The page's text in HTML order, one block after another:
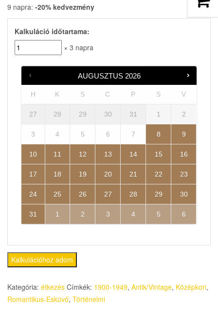
9 napra: -20% kedvezmény
Kalkuláció időtartama:
× 3 napra
AUGUSZTUS 2026
H K S C P S V
27 28 29 30 31 1 2
3 4 5 6 7 8 9
10 11 12 13 14 15 16
17 18 19 20 21 22 23
24 25 26 27 28 29 30
31 1 2 3 4 5 6
Kalkulációhoz adom
Kategória: étkezés Címkék: 1900-1949, Antik/Vintage, Középkori,
Romantikus-Esküvő, Történelmi